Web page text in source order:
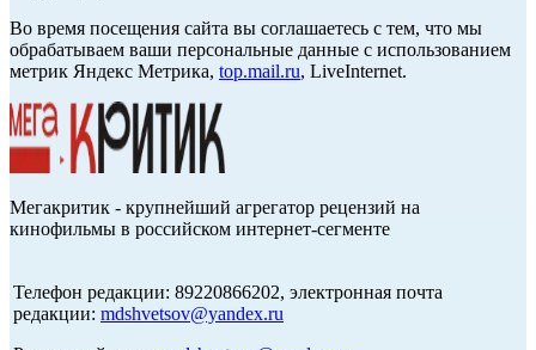
Во время посещения сайта вы соглашаетесь с тем, что мы
обрабатываем ваши персональные данные с использованием
метрик Яндекс Метрика, top.mail.ru, LiveInternet.
Мегакритик - крупнейший агрегатор рецензий на
кинофильмы в российском интернет-сегменте
Телефон редакции: 89220866202, электронная почта
редакции: mdshvetsov@yandex.ru